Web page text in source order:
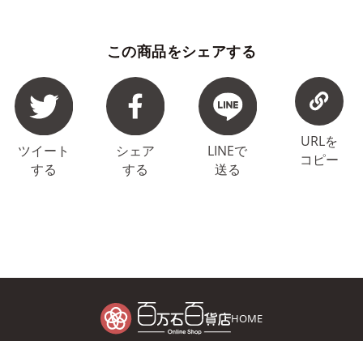
この商品をシェアする
ツイート
する
シェア
する
LINEで
送る
URLを
コピー
HOME